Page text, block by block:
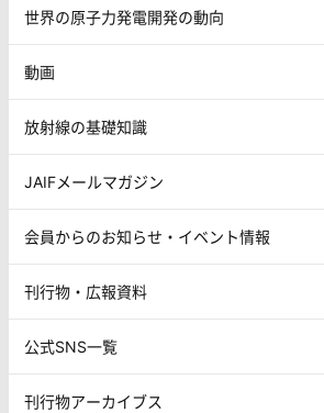
世界の原子力発電開発の動向
動画
放射線の基礎知識
JAIFメールマガジン
会員からのお知らせ・イベント情報
刊行物・広報資料
公式SNS一覧
刊行物アーカイブス